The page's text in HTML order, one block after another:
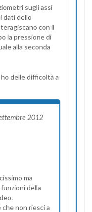
sugli assi
dati dello
con il
la pressione di
alla seconda
delle difficoltà a
2012
ma
della
non riesci a